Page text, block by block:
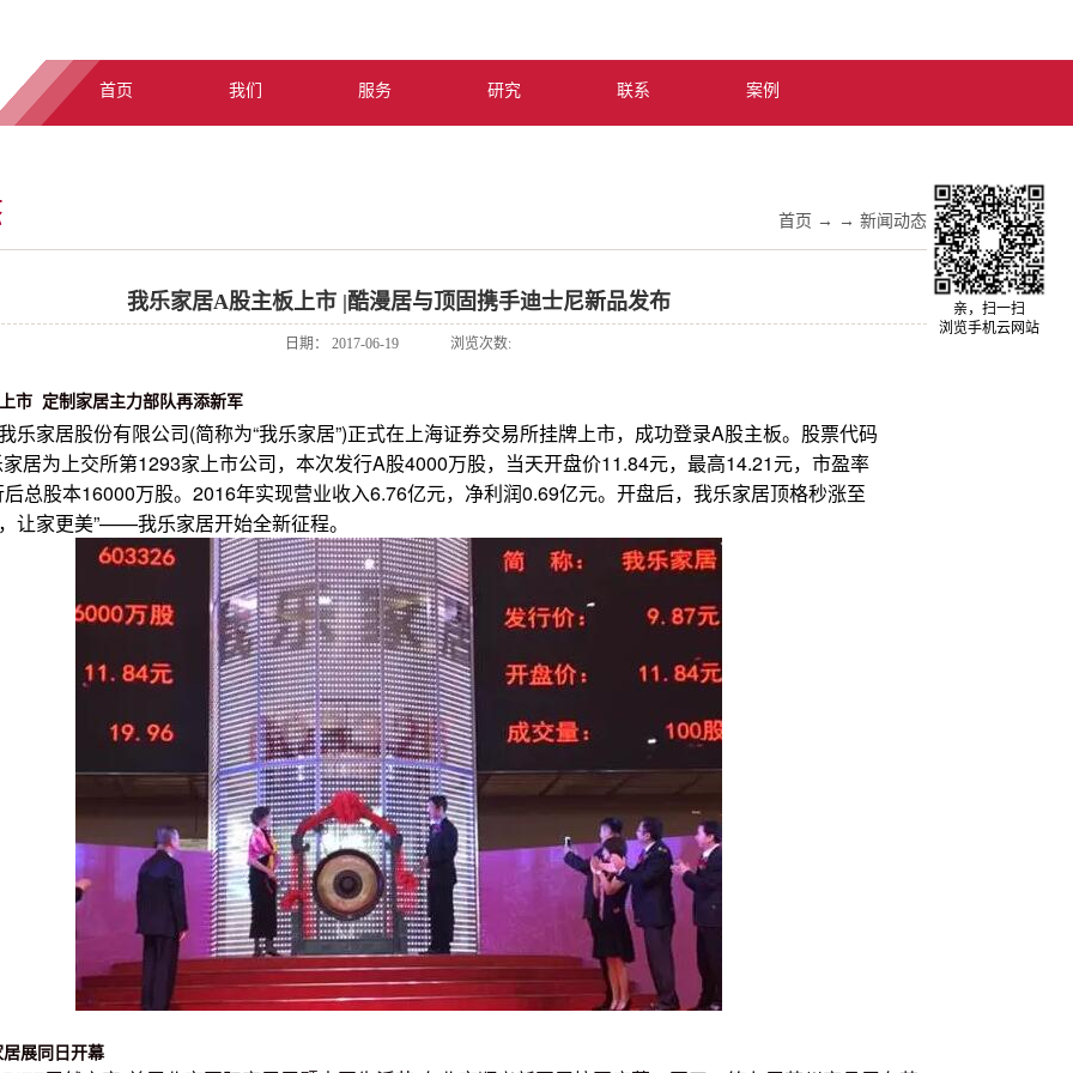
首页 我们 服务 研究 联系 案例
首页 → → 新闻动态
我乐家居A股主板上市 |酷漫居与顶固携手迪士尼新品发布
日期： 2017-06-19 浏览次数:
市 定制家居主力部队再添新军
乐家居股份有限公司(简称为“我乐家居”)正式在上海证券交易所挂牌上市，成功登录A股主板。股票代码
家居为上交所第1293家上市公司，本次发行A股4000万股，当天开盘价11.84元，最高14.21元，市盈率
总股本16000万股。2016年实现营业收入6.76亿元，净利润0.69亿元。开盘后，我乐家居顶格秒涨至
让家更美”——我乐家居开始全新征程。
展同日开幕
亲，扫一扫
浏览手机云网站